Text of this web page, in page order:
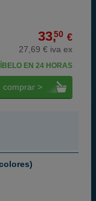
33,50 €
27,69 € iva ex
EN 24 HORAS
comprar >